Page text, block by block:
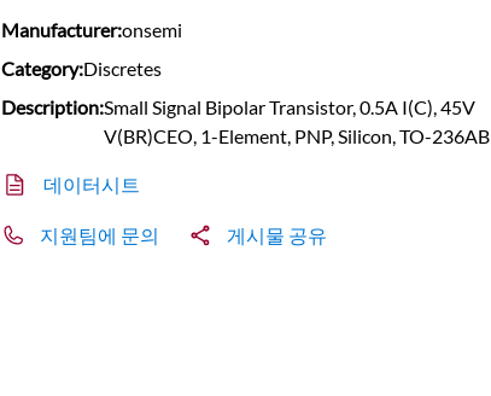
Manufacturer:onsemi
Category:Discretes
Description:Small Signal Bipolar Transistor, 0.5A I(C), 45V
V(BR)CEO, 1-Element, PNP, Silicon, TO-236AB
데이터시트
지원팀에 문의 게시물 공유